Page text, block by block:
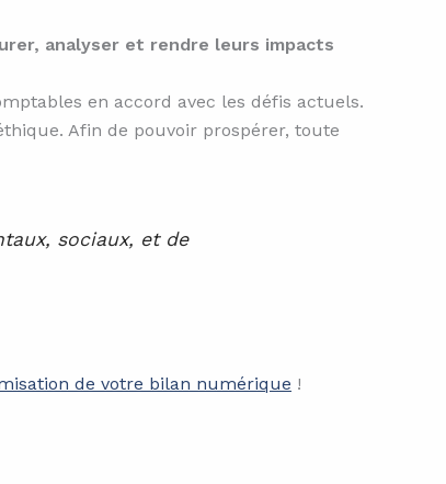
analyser et rendre leurs impacts
en accord avec les défis actuels.
Afin de pouvoir prospérer, toute
sociaux, et de
de votre bilan numérique !